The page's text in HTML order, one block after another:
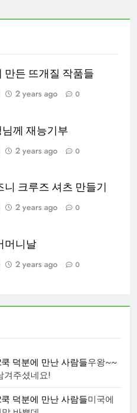
만든 뜨개질 작품들
2 years ago 0
께 재능기부
2 years ago 0
니 크루즈 셔츠 만들기
2 years ago 0
머니날
2 years ago 0
덕분에 만난 사람들우왕~~
겨주셨네요!
덕분에 만난 사람들미국에